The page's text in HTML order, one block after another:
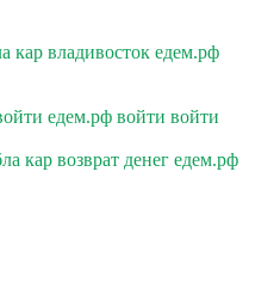
кар владивосток едем.рф
едем.рф войти войти
кар возврат денег едем.рф